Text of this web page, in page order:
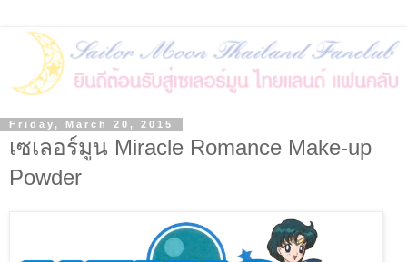
Friday, March 20, 2015
เซเลอร์มูน Miracle Romance Make-up
Powder